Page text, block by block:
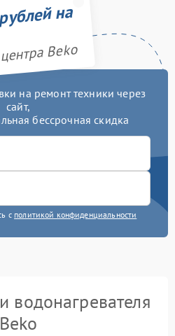
на
Beko
на ремонт техники через
сайт,
бессрочная скидка
с политикой конфиденциальности
водонагревателя
Beko